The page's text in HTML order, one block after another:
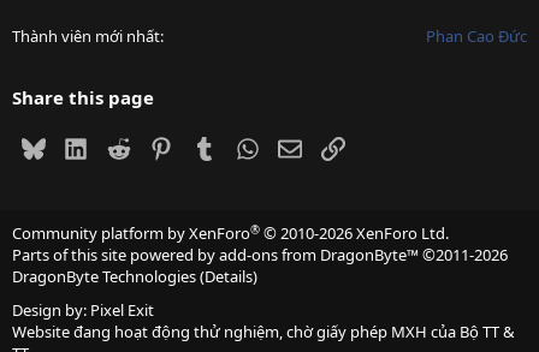
Thành viên mới nhất Phan Cao Đức
Share this page
BlueskyLinkedIn
Reddit PinterestTumblrWhatsApp
EmailLink
Community platform by XenForo® © 2010-2026 XenForo Ltd.
Parts of this site powered byadd-ons from DragonByte™©2011-2026
DragonByte Technologies(Details)
Design by: Pixel Exit
Website đang hoạt động thử nghiệm, chờ giấy phép MXH của Bộ TT &